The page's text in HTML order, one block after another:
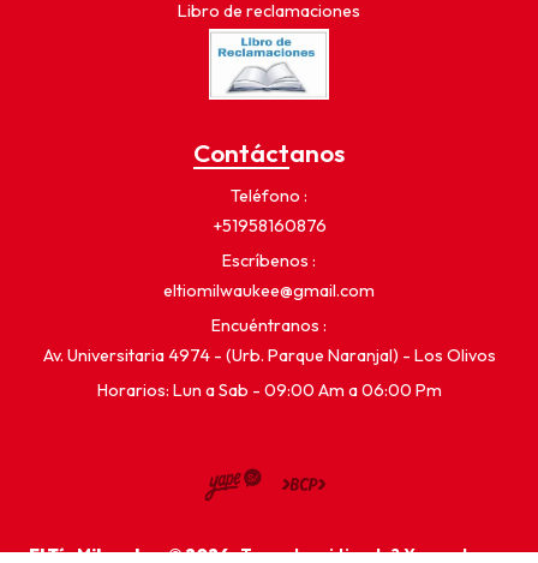
Libro de reclamaciones
Contáctanos
Teléfono
+51958160876
Escríbenos
eltiomilwaukee@gmail.com
Encuéntranos
Av. Universitaria 4974 - (Urb. Parque Naranjal) - Los Olivos
Horarios: Lun a Sab - 09:00 Am a 06:00 Pm
El Tío Milwaukee © 2026¿Te gusta mi tienda? Yo vendo con